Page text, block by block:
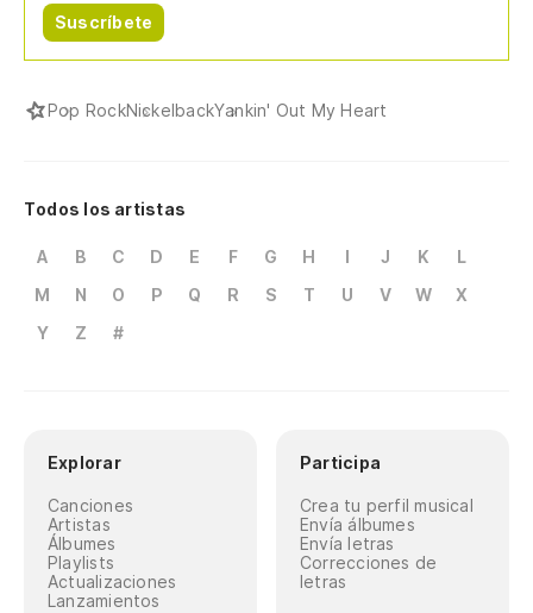
Suscríbete
Pop RockNickelbackYankin' Out My Heart
Todos los artistas
A B C D E F G H I J K
L
M
N O P Q R S T U V W
X
Y
Z #
Explorar
Canciones
Artistas
Álbumes
Playlists
Actualizaciones
Lanzamientos
Participa
Crea tu perfil musical
Envía álbumes
Envía letras
Correcciones de
letras